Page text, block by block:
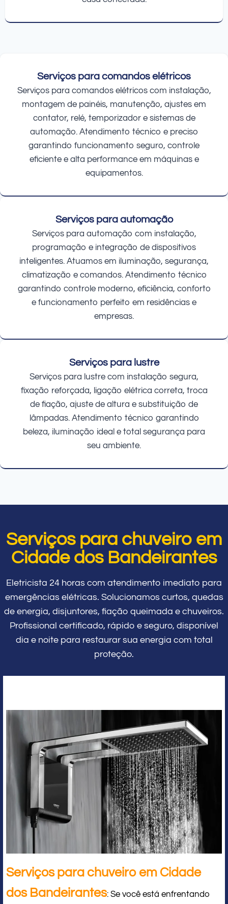
Serviços para comandos elétricos
Serviços para comandos elétricos com instalação,
montagem de painéis, manutenção, ajustes em
contator, relé, temporizador e sistemas de
automação. Atendimento técnico e preciso
garantindo funcionamento seguro, controle
eficiente e alta performance em máquinas e
equipamentos.
Serviços para automação
Serviços para automação com instalação,
programação e integração de dispositivos
inteligentes. Atuamos em iluminação, segurança,
climatização e comandos. Atendimento técnico
garantindo controle moderno, eficiência, conforto
e funcionamento perfeito em residências e
empresas.
Serviços para lustre
Serviços para lustre com instalação segura,
fixação reforçada, ligação elétrica correta, troca
de fiação, ajuste de altura e substituição de
lâmpadas. Atendimento técnico garantindo
beleza, iluminação ideal e total segurança para
seu ambiente.
Serviços para chuveiro em
Cidade dos Bandeirantes
Eletricista 24 horas com atendimento imediato para
emergências elétricas. Solucionamos curtos, quedas
de energia, disjuntores, fiação queimada e chuveiros.
Profissional certificado, rápido e seguro, disponível
dia e noite para restaurar sua energia com total
proteção.
Serviços para chuveiro em Cidade
dos Bandeirantes: Se você está enfrentando